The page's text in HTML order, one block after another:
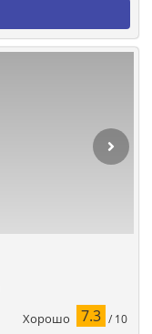
Хорошо 7.3 / 10